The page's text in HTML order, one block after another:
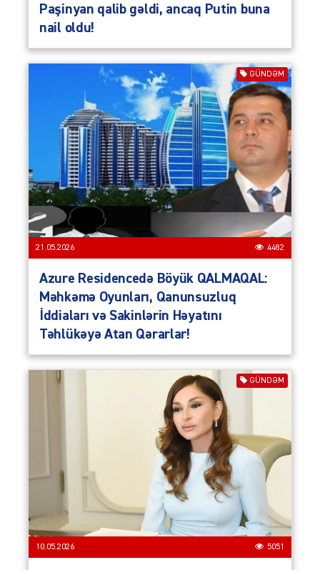
Paşinyan qalib gəldi, ancaq Putin buna
nail oldu!
GÜNDƏM
21.05.2026 4482
Azure Residencedə Böyük QALMAQAL:
Məhkəmə Oyunları, Qanunsuzluq
İddiaları və Sakinlərin Həyatını
Təhlükəyə Atan Qərarlar!
GÜNDƏM
10.05.2026 5051